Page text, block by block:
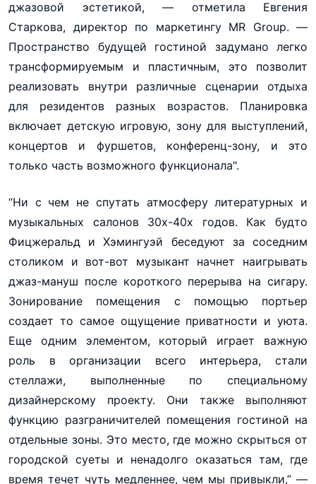
джазовой эстетикой, — отметила Евгения
Старкова, директор по маркетингу MR Group. —
Пространство будущей гостиной задумано легко
трансформируемым и пластичным, это позволит
реализовать внутри различные сценарии отдыха
для резидентов разных возрастов. Планировка
включает детскую игровую, зону для выступлений,
концертов и фуршетов, конференц-зону, и это
только часть возможного функционала".
“Ни с чем не спутать атмосферу литературных и
музыкальных салонов 30х-40х годов. Как будто
Фицжеральд и Хэмингуэй беседуют за соседним
столиком и вот-вот музыкант начнет наигрывать
джаз-мануш после короткого перерыва на сигару.
Зонирование помещения с помощью портьер
создает то самое ощущение приватности и уюта.
Еще одним элементом, который играет важную
роль в организации всего интерьера, стали
стеллажи, выполненные по специальному
дизайнерскому проекту. Они также выполняют
функцию разграничителей помещения гостиной на
отдельные зоны. Это место, где можно скрыться от
городской суеты и ненадолго оказаться там, где
время течет чуть медленнее, чем мы привыкли,” —